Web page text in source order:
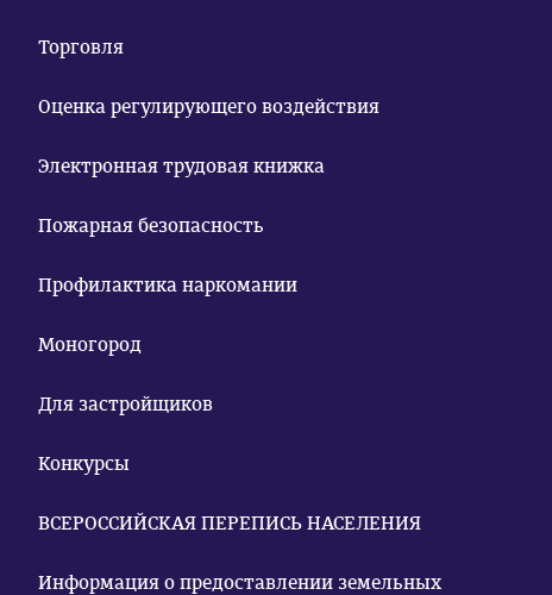
Торговля
Оценка регулирующего воздействия
Электронная трудовая книжка
Пожарная безопасность
Профилактика наркомании
Моногород
Для застройщиков
Конкурсы
ВСЕРОССИЙСКАЯ ПЕРЕПИСЬ НАСЕЛЕНИЯ
Информация о предоставлении земельных